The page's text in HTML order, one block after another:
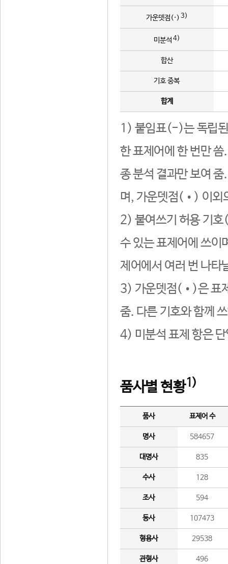
가운뎃점(·) 3)
미분석 4)
합산
기호 중복
합계
1) 붙임표(-)는 독립된
한 표제어에 한 번만
종 분석 결과만 보여
며, 가운뎃점(•) 이외
2) 붙여쓰기 허용 기호
수 있는 표제어에 쓰이
제어에서 여러 번 나타
3) 가운뎃점(•)은 표
줌. 다른 기호와 함께
4) 미분석 표제 항은
품사별 현황1)
품사 표제어 수
명사 584657
대명사 835
수사 128
조사 594
동사 107473
형용사 29538
관형사 496